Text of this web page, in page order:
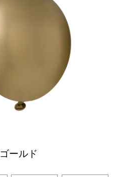
ゴールド